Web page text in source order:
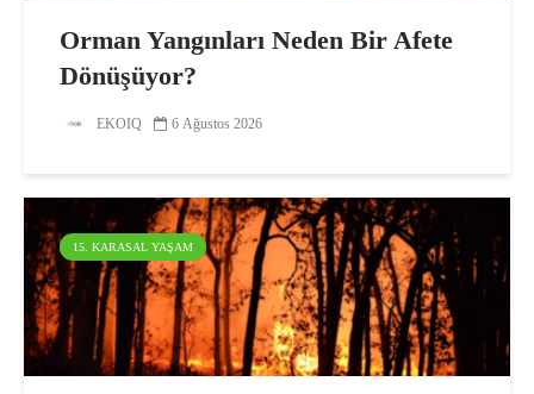
Orman Yangınları Neden Bir Afete
Dönüşüyor?
EKOIQ 6 Ağustos 2026
15. KARASAL YAŞAM